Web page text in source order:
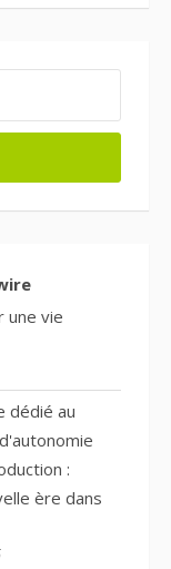
une vie
dédié au
:
ère dans